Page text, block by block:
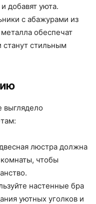
добавят уюта.
с абажурами из
обеспечат
стильным
выглядело
люстра должна
чтобы
настенные бра
уютных уголков и